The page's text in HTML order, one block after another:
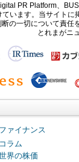
PR Platform、
います。当サイト
の一切について責任
とれまがニ
ファイナンス
コラム
界の株価